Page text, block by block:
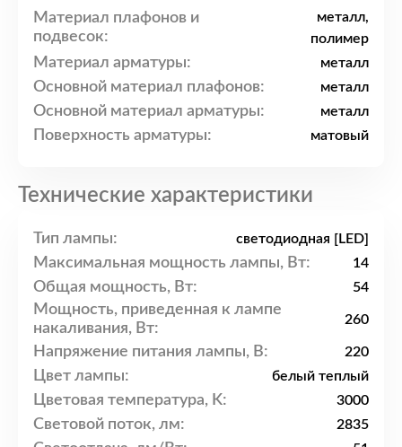
Материал плафонов и
подвесок:
металл,
полимер
Материал арматуры: металл
Основной материал плафонов: металл
Основной материал арматуры: металл
Поверхность арматуры: матовый
Технические характеристики
Тип лампы: светодиодная [LED]
Максимальная мощность лампы, Вт: 14
Общая мощность, Вт: 54
Мощность, приведенная к лампе
накаливания, Вт:
260
Напряжение питания лампы, В: 220
Цвет лампы: белый теплый
Цветовая температура, K: 3000
Световой поток, лм: 2835